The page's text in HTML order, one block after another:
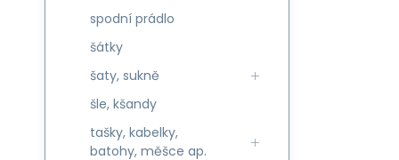
spodní prádlo
šátky
šaty, sukně
šle, kšandy
tašky, kabelky,
batohy, měšce ap.